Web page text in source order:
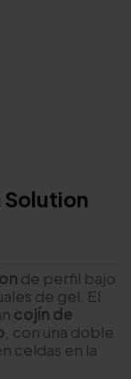
Solution
de perfil bajo
de gel. El
cojín de
, con una doble
celdas en la